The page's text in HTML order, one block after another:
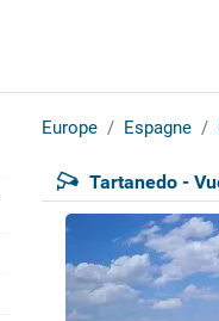
Europe Espagne
Tartanedo -